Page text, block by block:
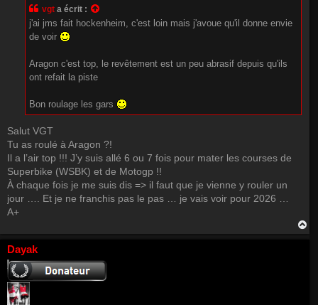
vgt a écrit :
j'ai jms fait hockenheim, c'est loin mais j'avoue qu'il donne envie
de voir
Aragon c'est top, le revêtement est un peu abrasif depuis qu'ils
ont refait la piste
Bon roulage les gars
Salut VGT
Tu as roulé à Aragon ?!
Il a l’air top !!! J’y suis allé 6 ou 7 fois pour mater les courses de
Superbike (WSBK) et de Motogp !!
À chaque fois je me suis dis => il faut que je vienne y rouler un
jour …. Et je ne franchis pas le pas … je vais voir pour 2026 …
A+
Dayak